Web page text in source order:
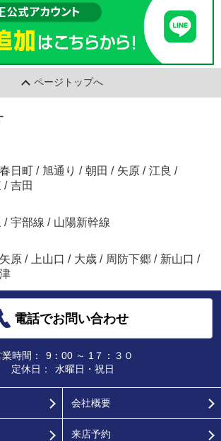
ページトップへ
春日町 / 旭通り / 朝田 / 矢原 / 江良 /
/ 吉田
/ 宇部線 / 山陽新幹線
矢原 / 上山口 / 大歳 / 周防下郷 / 新山口 /
電話でお問い合わせ
時間：
9：00 ～ 1７：３０
定休日：
水曜日・祝日
会社概要
来店予約